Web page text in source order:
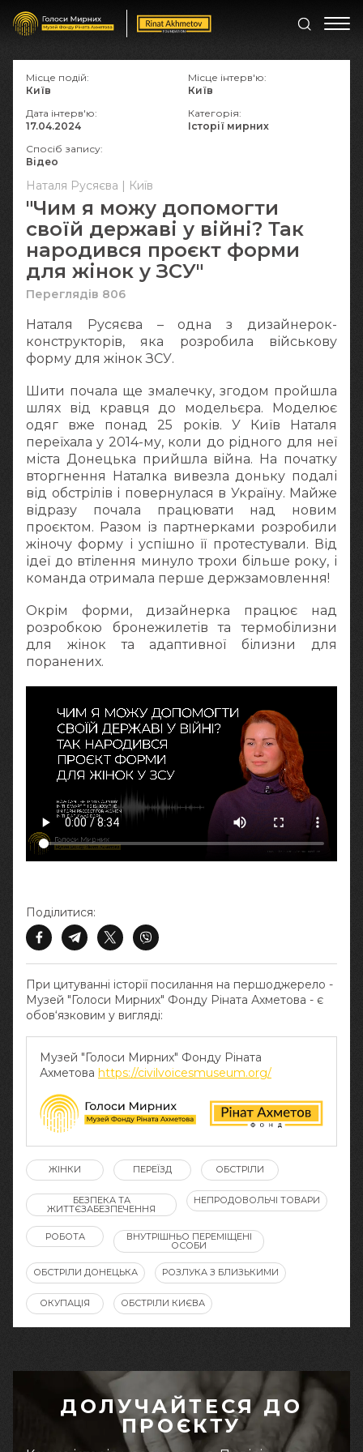
Наталя Русяєва | Київ
"Чим я можу допомогти
своїй державі у війні? Так
народився проєкт форми
для жінок у ЗСУ"
Переглядів 806
Наталя Русяєва – одна з дизайнерок-
конструкторів, яка розробила військову
форму для жінок ЗСУ.
Шити почала ще змалечку, згодом пройшла
шлях від кравця до модельєра. Моделює
одяг вже понад 25 років. У Київ Наталя
переїхала у 2014-му, коли до рідного для неї
міста Донецька прийшла війна. На початку
вторгнення Наталка вивезла доньку подалі
від обстрілів і повернулася в Україну. Майже
відразу почала працювати над новим
проєктом. Разом із партнерками розробили
жіночу форму і успішно її протестували. Від
ідеї до втілення минуло трохи більше року, і
команда отримала перше держзамовлення!
Окрім форми, дизайнерка працює над
розробкою бронежилетів та термобілизни
для жінок та адаптивної білизни для
поранених.
При цитуванні історії посилання на першоджерело -
Музей "Голоси Мирних" Фонду Ріната Ахметова - є
обов‘язковим у вигляді:
Музей "Голоси Мирних" Фонду Ріната
Ахметова https://civilvoicesmuseum.org/
Поділитися:
Місце подій:
Київ
Місце інтерв'ю:
Київ
Дата інтерв'ю:
17.04.2024
Категорія:
Історії мирних
Спосіб запису:
Відео
ЖІНКИ ПЕРЕЇЗД ОБСТРІЛИ
БЕЗПЕКА ТА
ЖИТТЄЗАБЕЗПЕЧЕННЯ
НЕПРОДОВОЛЬЧІ ТОВАРИ
РОБОТА ВНУТРІШНЬО ПЕРЕМІЩЕНІ
ОСОБИ
ОБСТРІЛИ ДОНЕЦЬКА РОЗЛУКА З БЛИЗЬКИМИ
ОКУПАЦІЯ ОБСТРІЛИ КИЄВА
ДОЛУЧАЙТЕСЯ ДО
ПРОЄКТУ